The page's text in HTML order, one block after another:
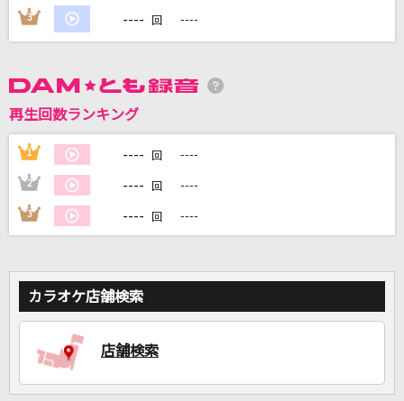
DAMの新曲・ランキングなど
DAMに会員登録・ログインして
カラオケをもっと楽しもう！
家族や友達と一緒に！練習にも！
3 ---- 回 ----
再生回数ランキング
1 ---- 回 ----
2 ---- 回 ----
3 ---- 回 ----
カラオケ店舗検索
店舗検索